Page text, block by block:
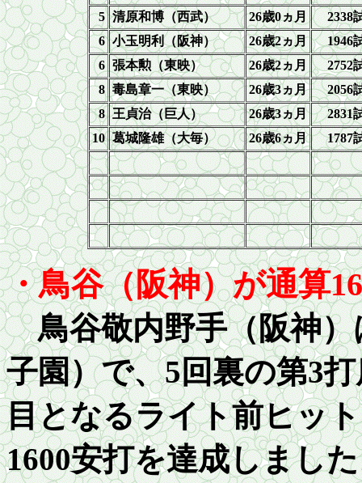
5 清原和博（西武） 26歳0ヵ月
2338
6 小玉明利（阪神） 26歳2ヵ月 1946
6 張本勲（東映） 26歳2ヵ 月
2752
8 毒島章一（東映） 26歳3ヵ月
2056
8 王貞治（巨人） 26歳3ヵ月
2831
10 葛城隆雄（大毎） 26歳6ヵ月 1787
・鳥谷（阪神）が通算16
鳥谷敬内野手（阪神）
子園）で、5回裏の第3
目となるライト前ヒッ
1600安打を達成しまし